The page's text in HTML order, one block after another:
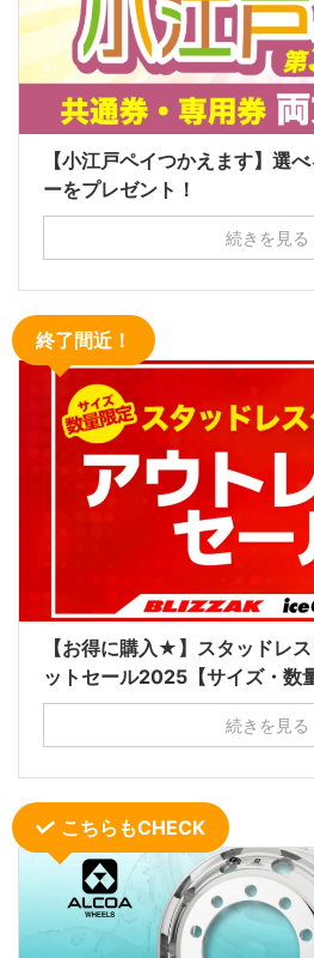
【小江戸ペイつかえます】選
ーをプレゼント！
続きを見る
終了間近！
【お得に購入★】スタッドレ
ットセール2025【サイズ・数
続きを見る
こちらもCHECK